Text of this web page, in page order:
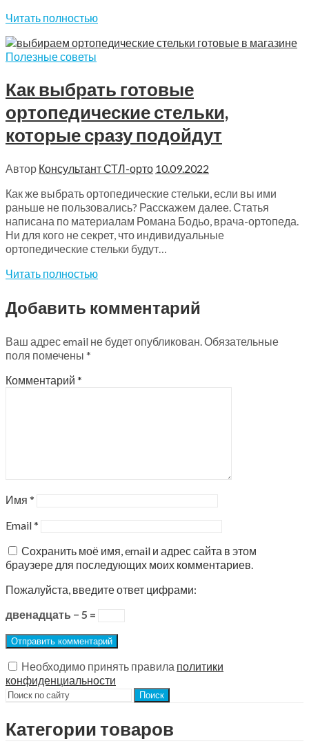
Читать полностью
Полезные советы
Как выбрать готовые
ортопедические стельки,
которые сразу подойдут
Автор Консультант СТЛ-орто 10.09.2022
Как же выбрать ортопедические стельки, если вы ими
раньше не пользовались? Расскажем далее. Статья
написана по материалам Романа Бодьо, врача-ортопеда.
Ни для кого не секрет, что индивидуальные
ортопедические стельки будут…
Читать полностью
Добавить комментарий
Ваш адрес email не будет опубликован. Обязательные
поля помечены *
Комментарий *
Имя *
Email*
Сохранить моё имя, email и адрес сайта в этом
браузере для последующих моих комментариев.
Пожалуйста, введите ответ цифрами:
двенадцать − 5 =
Необходимо принять правила политики
конфиденциальности
Поиск
Категории товаров